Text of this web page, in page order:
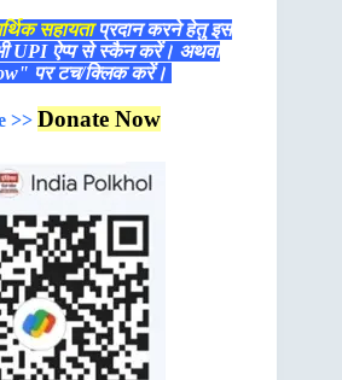
सहायताप्रदान करने हेतु इस
UPI ऐप्प से स्कैन करें। अथवा
पर टच/क्लिक करें।
>> Donate Now